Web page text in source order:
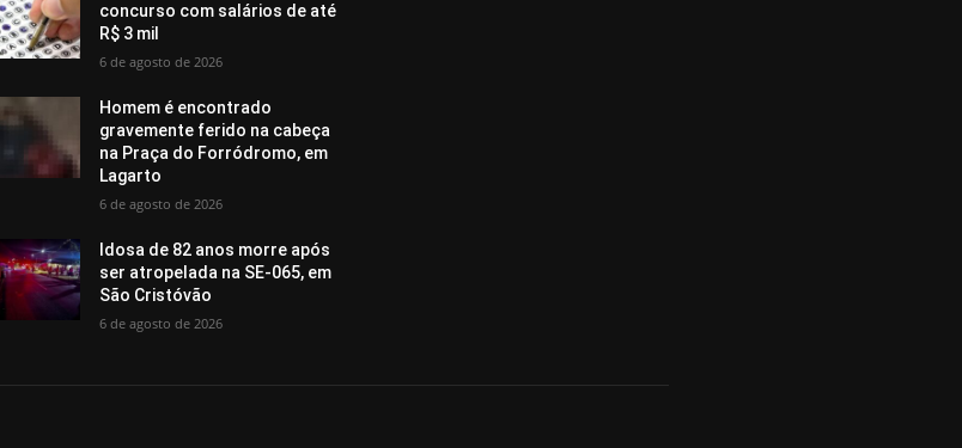
concurso com salários de até
R$ 3 mil
6 de agosto de 2026
Homem é encontrado
gravemente ferido na cabeça
na Praça do Forródromo, em
Lagarto
6 de agosto de 2026
Idosa de 82 anos morre após
ser atropelada na SE-065, em
São Cristóvão
6 de agosto de 2026